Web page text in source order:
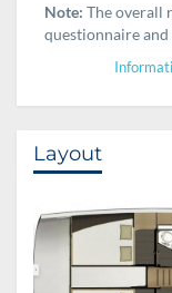
Note: The overall
questionnaire
Layout